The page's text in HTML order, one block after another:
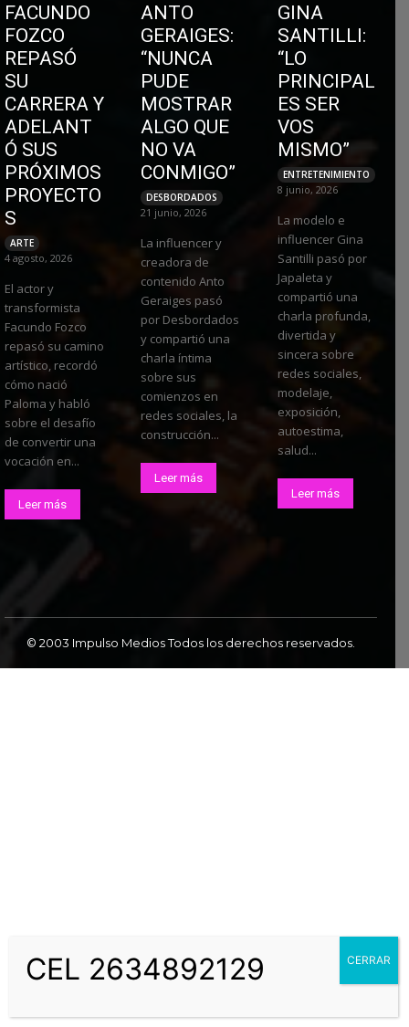
FACUNDO
FOZCO
REPASÓ
SU
CARRERA Y
ADELANT
Ó SUS
PRÓXIMOS
PROYECTO
S
ARTE
4 agosto, 2026
El actor y
transformista
Facundo Fozco
repasó su camino
artístico, recordó
cómo nació
Paloma y habló
sobre el desafío
de convertir una
vocación en...
Leer más
ANTO
GERAIGES:
“NUNCA
PUDE
MOSTRAR
ALGO QUE
NO VA
CONMIGO”
DESBORDADOS
21 junio, 2026
La influencer y
creadora de
contenido Anto
Geraiges pasó
por Desbordados
y compartió una
charla íntima
sobre sus
comienzos en
redes sociales, la
construcción...
Leer más
GINA
SANTILLI:
“LO
PRINCIPAL
ES SER
VOS
MISMO”
ENTRETENIMIENTO
8 junio, 2026
La modelo e
influencer Gina
Santilli pasó por
Japaleta y
compartió una
charla profunda,
divertida y
sincera sobre
redes sociales,
modelaje,
exposición,
autoestima,
salud...
Leer más
© 2003 Impulso Medios Todos los derechos reservados.